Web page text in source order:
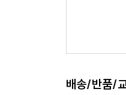
또렷한 눈으
구원한다는
거의 없다. 수
배송/반품/